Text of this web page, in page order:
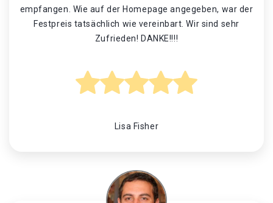
empfangen. Wie auf der Homepage angegeben, war der
Festpreis tatsächlich wie vereinbart. Wir sind sehr
Zufrieden! DANKE!!!!
Lisa Fisher